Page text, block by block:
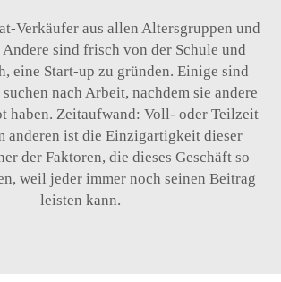
Verkäufer aus allen Altersgruppen und
Andere sind frisch von der Schule und
eine Start-up zu gründen. Einige sind
nach Arbeit, nachdem sie andere
haben. Zeitaufwand: Voll- oder Teilzeit
anderen ist die Einzigartigkeit dieser
der Faktoren, die dieses Geschäft so
weil jeder immer noch seinen Beitrag
leisten kann.